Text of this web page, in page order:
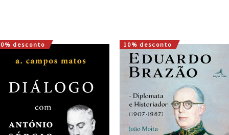
desconto
O
preço
15,00 €.
O
preço
atual
13,50 €.
10% desconto
O
preço
original
era:
O
preço
atual
é:
14,40 €.